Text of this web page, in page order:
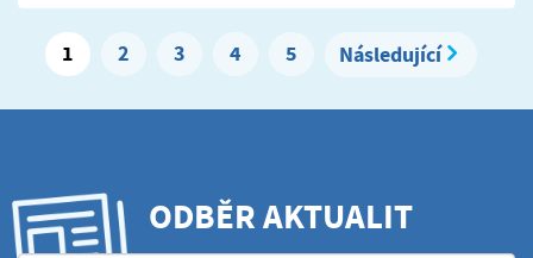
1 2 3 4 5 Následující
ODBĚR AKTUALIT